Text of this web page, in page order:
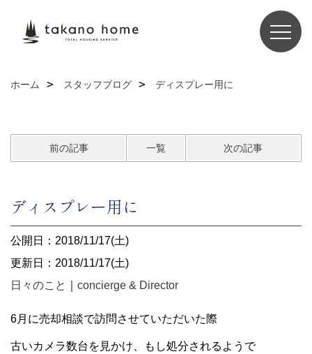
ホーム スタッフブログ ディスプレー用に
前の記事 一覧 次の記事
ディスプレー用に
公開日：2018/11/17(土)
更新日：2018/11/17(土)
日々のこと
concierge & Director
6月に売却相談で訪問させていただいた際
古いカメラ数台を見かけ、もし処分されるようで